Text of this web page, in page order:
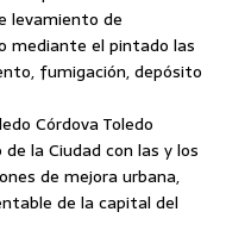
levamiento de
mediante el pintado las
fumigación, depósito
Córdova Toledo
la Ciudad con las y los
de mejora urbana,
de la capital del